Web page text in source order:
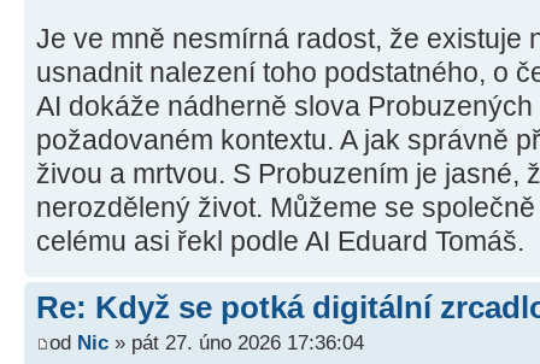
Je ve mně nesmírná radost, že existuje
usnadnit nalezení toho podstatného, o
AI dokáže nádherně slova
požadovaném kontextu. A jak správně
živou a mrtvou. S Probuzením je jasné,
nerozdělený život. Můžeme se
celému asi řekl podle AI Eduard Tomáš.
Re: Když se potká digitální
od Nic » pát 27. úno 2026 17:36:04